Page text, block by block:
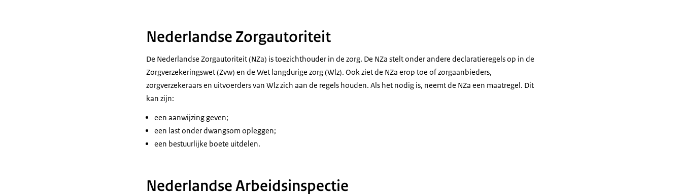
Nederlandse Zorgautoriteit
De Nederlandse Zorgautoriteit (NZa) is toezichthouder in de zorg. De NZa stelt onder andere declaratieregels op in de
Zorgverzekeringswet (Zvw) en de Wet langdurige zorg (Wlz). Ook ziet de NZa erop toe of zorgaanbieders,
zorgverzekeraars en uitvoerders van Wlz zich aan de regels houden. Als het nodig is, neemt de NZa een maatregel. Dit
kan zijn:
een aanwijzing geven;
een last onder dwangsom opleggen;
een bestuurlijke boete uitdelen.
Nederlandse Arbeidsinspectie